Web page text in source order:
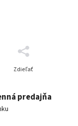
Zdieľať
predajňa